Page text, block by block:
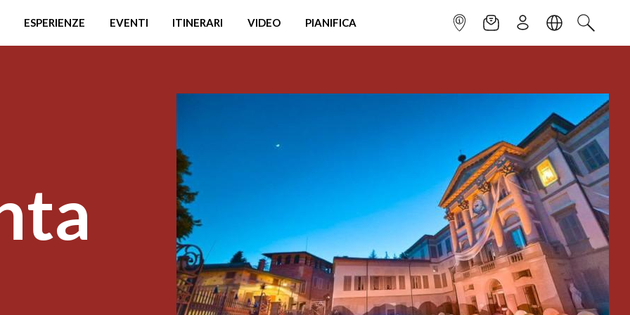
ESPERIENZE EVENTI ITINERARI VIDEO PIANIFICA INFOPOINTNEWSLETTER
ISCRIVITILINGUACERCA